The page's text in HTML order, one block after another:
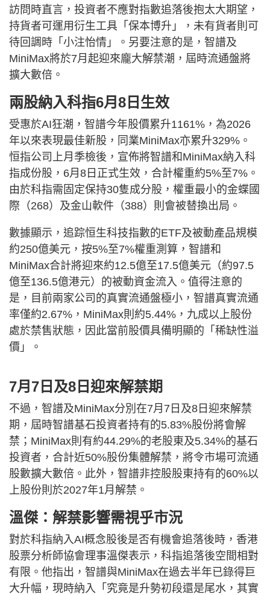
訪問時直言，投資者不應對指數追落後抱太大期望，
持貨者可運用衍生工具「保本博升」，未有貨者則可
待回調時「小注怡情」。另要注意的是，智譜及
MiniMax將於7月起迎來龐大解禁潮，屆時流通盤將
擴大數倍。
兩股納入科指6月8日生效
受惠於AI狂潮，智譜今年股價累升1161%，為2026
年以來表現最佳新股，同業MiniMax亦累升329%。
恒指公司上月季檢後，宣佈將智譜和MiniMax納入科
指成份股，6月8日正式生效，合計權重約5%至7%。
由於科指需固定保持30隻成分股，權重最小的金蝶國
際（268）及金山軟件（388）則會被替換出局。
數據顯示，追踪恒生科技指數的ETF及被動產品規模
約250億美元，按5%至7%權重測算，智譜和
MiniMax合計將迎來約12.5億至17.5億美元（約97.5
億至136.5億港元）的被動資金流入。值得注意的
是，目前兩家公司的真實流通盤極小，智譜真實流通
率僅約2.67%，MiniMax則約5.44%，九成以上股份
處於禁售狀態，因此當前股價具備明顯的「稀缺性溢
價」。
7月7日及8日迎來解禁期
不過，智譜及MiniMax分別在7月7日及8日迎來解禁
期，屆時智譜基石投資者持有的5.83%股份將會解
禁；MiniMax則有約44.29%的老股東及5.34%的基石
投資者，合計近50%股份集體解禁，將令市場可流通
股數擴大數倍。此外，智譜非控股股東持有的60%以
上股份則於2027年1月解禁。
溫傑：解禁影響需視乎市況
對於科指納入AI概念股後是否有機會追落後時，香港
股票分析師協會理事溫傑表示，科指追落後空間相對
有限。他指出，智譜與MiniMax在過去半年已錄得巨
大升幅，現時納入「究竟是升勢初段還是尾水，其實